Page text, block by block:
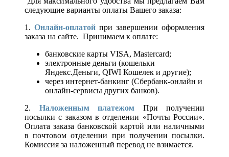
следующие варианты оплаты Вашего заказа:
1. Онлайн-оплатой при завершении оформления
заказа на сайте. Принимаем к оплате:
банковские карты VISA, Mastercard;
электронные деньги (кошельки
Яндекс.Деньги, QIWI Кошелек и другие);
через интернет-банкинг (Сбербанк-онлайн и
онлайн-сервисы других банков).
2. Наложенным платежом При получении
посылки с заказом в отделении «Почты России».
Оплата заказа банковской картой или наличными
в почтовом отделении при получении посылки.
Комиссия за наложенный перевод не взимается.